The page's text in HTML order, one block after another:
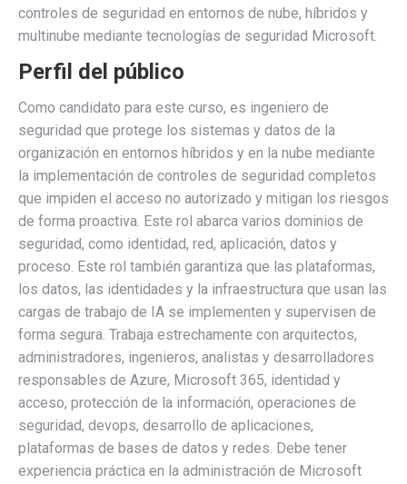
controles de seguridad en entornos de nube, híbridos y
multinube mediante tecnologías de seguridad Microsoft.
Perfil del público
Como candidato para este curso, es ingeniero de
seguridad que protege los sistemas y datos de la
organización en entornos híbridos y en la nube mediante
la implementación de controles de seguridad completos
que impiden el acceso no autorizado y mitigan los riesgos
de forma proactiva. Este rol abarca varios dominios de
seguridad, como identidad, red, aplicación, datos y
proceso. Este rol también garantiza que las plataformas,
los datos, las identidades y la infraestructura que usan las
cargas de trabajo de IA se implementen y supervisen de
forma segura. Trabaja estrechamente con arquitectos,
administradores, ingenieros, analistas y desarrolladores
responsables de Azure, Microsoft 365, identidad y
acceso, protección de la información, operaciones de
seguridad, devops, desarrollo de aplicaciones,
plataformas de bases de datos y redes. Debe tener
experiencia práctica en la administración de Microsoft